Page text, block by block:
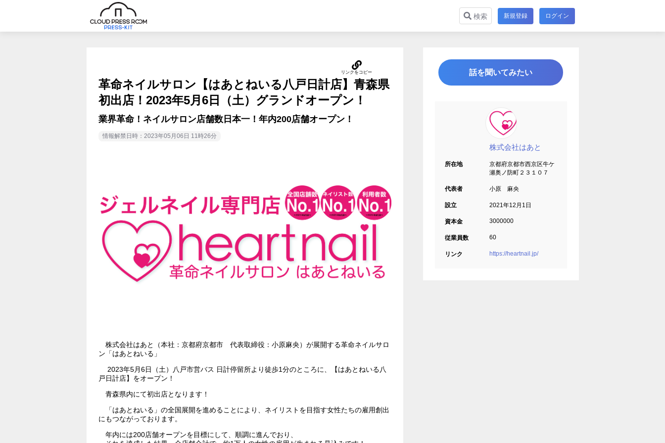
検索 新規登録 ログイン
革命ネイルサロン【はあとねいる八戸日計店】青森県
初出店！2023年5月6日（土）グランドオープン！
業界革命！ネイルサロン店舗数日本一！年内200店舗オープン！
情報解禁日時：2023年05月06日 11時26分
株式会社はあと（本社：京都府京都市 代表取締役：小原麻央）が展開する革命ネイルサロ
ン「はあとねいる」
2023年5月6日（土）八戸市営バス 日計停留所より徒歩1分のところに、【はあとねいる八
戸日計店】をオープン！
青森県内にて初出店となります！
「はあとねいる」の全国展開を進めることにより、ネイリストを目指す女性たちの雇用創出
にもつながっております。
年内には200店舗オープンを目標にして、順調に進んでおり、
話を聞いてみたい
株式会社はあと
所在地
京都府京都市西京区牛ケ
瀬奥ノ防町２３１０７
代表者 小原 麻央
設立 2021年12月1日
資本金 3000000
従業員数 60
リンク https://heartnail.jp/